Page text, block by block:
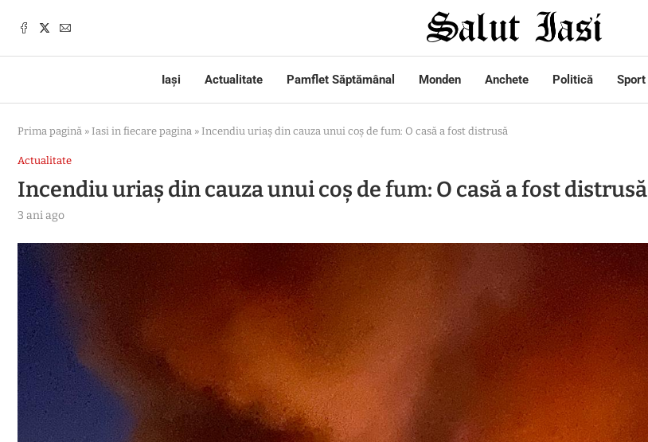
Iași Actualitate Pamflet Săptămânal Monden Anchete Politică Sport
Prima pagină » Iasi in fiecare pagina » Incendiu uriaș din cauza unui coș de fum: O casă a fost distrusă
Actualitate
Incendiu uriaș din cauza unui coș de fum: O casă a fost distrusă
3 ani ago